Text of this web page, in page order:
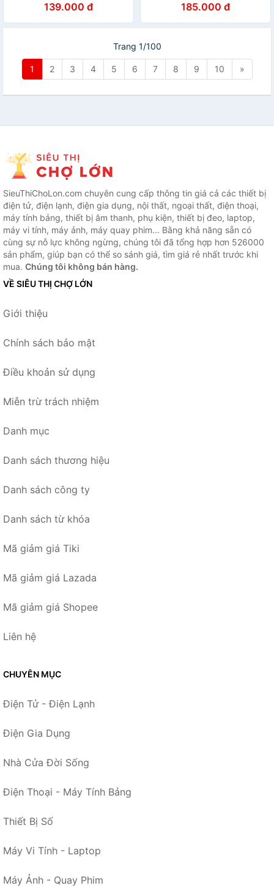
139.000 đ 185.000 đ
Trang 1/100
1 2 3 4 5 6 7 8 9 10 »
SieuThiChoLon.com chuyên cung cấp thông tin giá cả các thiết bị
điện tử, điện lạnh, điện gia dụng, nội thất, ngoại thất, điện thoại,
máy tính bảng, thiết bị âm thanh, phụ kiện, thiết bị đeo, laptop,
máy vi tính, máy ảnh, máy quay phim... Bằng khả năng sẵn có
cùng sự nỗ lực không ngừng, chúng tôi đã tổng hợp hơn 526000
sản phẩm, giúp bạn có thể so sánh giá, tìm giá rẻ nhất trước khi
mua. Chúng tôi không bán hàng.
VỀ SIÊU THỊ CHỢ LỚN
Giới thiệu
Chính sách bảo mật
Điều khoản sử dụng
Miễn trừ trách nhiệm
Danh mục
Danh sách thương hiệu
Danh sách công ty
Danh sách từ khóa
Mã giảm giá Tiki
Mã giảm giá Lazada
Mã giảm giá Shopee
Liên hệ
CHUYÊN MỤC
Điện Tử - Điện Lạnh
Điện Gia Dụng
Nhà Cửa Đời Sống
Điện Thoại - Máy Tính Bảng
Thiết Bị Số
Máy Vi Tính - Laptop
Máy Ảnh - Quay Phim